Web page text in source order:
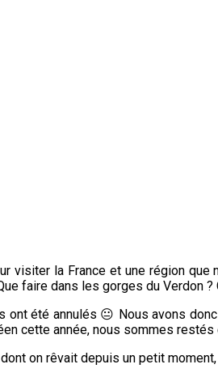
visiter la France et une région que
faire dans les gorges du Verdon ?
ont été annulés 😐 Nous avons
cette année, nous sommes
on rêvait depuis un petit